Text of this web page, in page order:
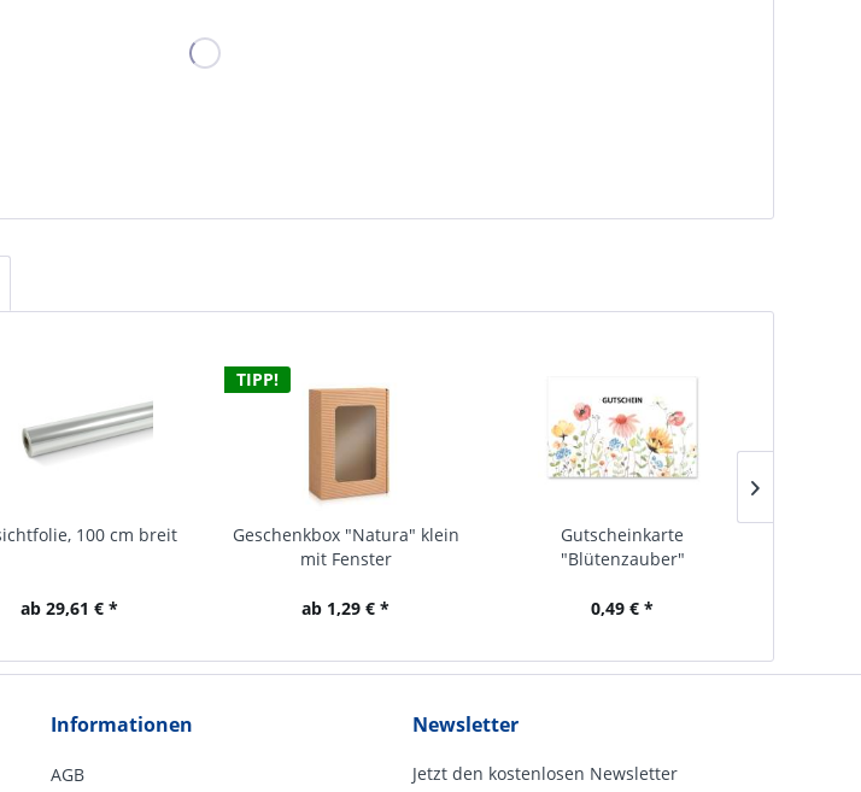
100 cm breit
ab 29,61 € *
TIPP!
Geschenkbox "Natura" klein
mit Fenster
ab 1,29 € *
Gutscheinkarte
"Blütenzauber"
0,49 € *
Informationen
AGB
Newsletter
Jetzt den kostenlosen Newsletter